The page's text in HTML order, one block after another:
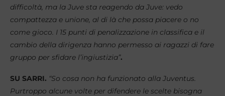
difficoltà, ma la Juve sta reagendo da Juve: vedo
compattezza e unione, al di là che possa piacere o no
come gioco. I 15 punti di penalizzazione in classifica e il
cambio della dirigenza hanno permesso ai ragazzi di fare
gruppo per sfidare l’ingiustizia”.
SU SARRI. “So cosa non ha funzionato alla Juventus.
Purtroppo alcune volte per difendere le scelte bisogna